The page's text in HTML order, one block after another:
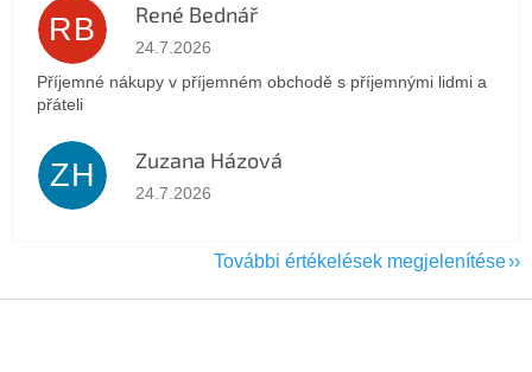
RB René Bednář
Az áruház értékelése 5-ből 5 csillag.
24.7.2026
Příjemné nákupy v příjemném obchodě s příjemnými lidmi a
přáteli
ZH Zuzana Házová
Az áruház értékelése 5-ből 5 csillag.
24.7.2026
További értékelések megjelenítése